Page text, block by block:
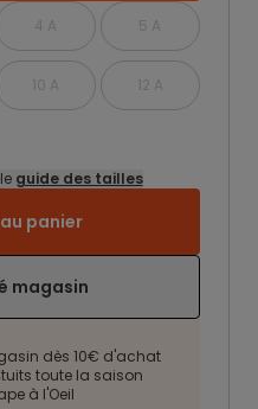
4 A 5 A
10 A 12 A
guide des tailles
panier
magasin
dès 10€ d'achat
toute la saison
à l'Oeil